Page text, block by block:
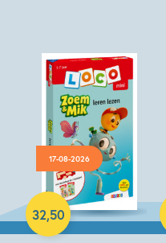
17-08-2026
32,50
Paperback